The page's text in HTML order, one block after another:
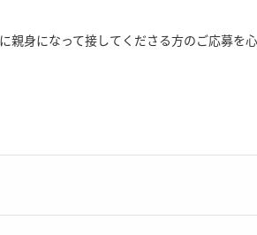
身になって接してくださる方のご応募を